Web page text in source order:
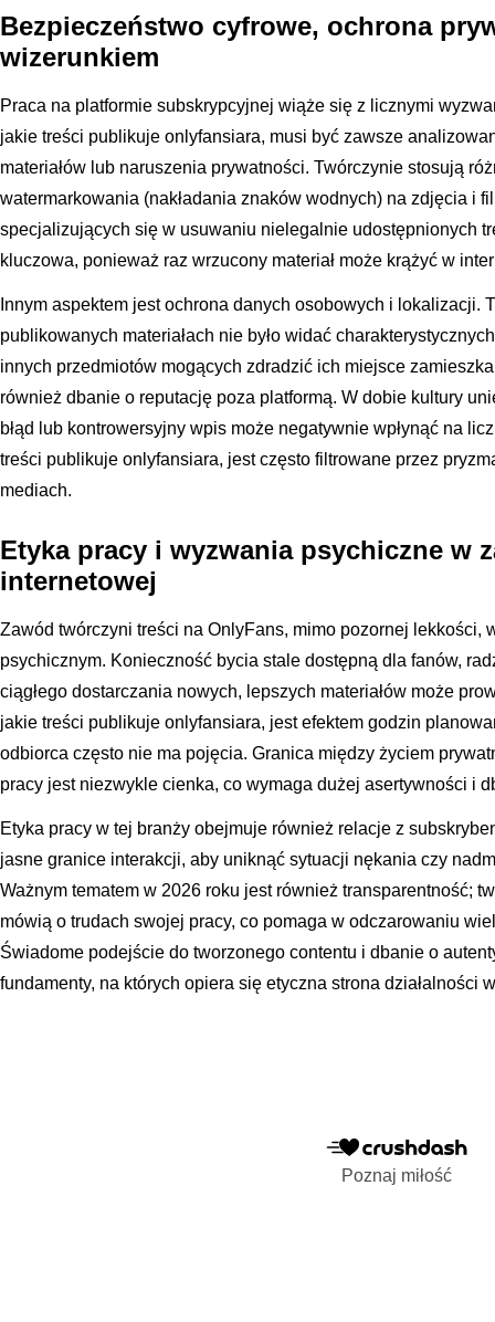
Bezpieczeństwo cyfrowe, ochrona
wizerunkiem
Praca na platformie subskrypcyjnej wiąże się z licznymi
jakie treści publikuje onlyfansiara, musi być zawsze
materiałów lub naruszenia prywatności. Twórczynie stosują
watermarkowania (nakładania znaków wodnych) na zdjęcia i
specjalizujących się w usuwaniu nielegalnie udostępnionych
kluczowa, ponieważ raz wrzucony materiał może krążyć w
Innym aspektem jest ochrona danych osobowych i lokalizacji.
publikowanych materiałach nie było widać
innych przedmiotów mogących zdradzić ich miejsce
również dbanie o reputację poza platformą. W dobie kultury
błąd lub kontrowersyjny wpis może negatywnie wpłynąć na
treści publikuje onlyfansiara, jest często filtrowane przez
mediach.
Etyka pracy i wyzwania psychiczne w
internetowej
Zawód twórczyni treści na OnlyFans, mimo pozornej lekkości,
psychicznym. Konieczność bycia stale dostępną dla fanów,
ciągłego dostarczania nowych, lepszych materiałów może
jakie treści publikuje onlyfansiara, jest efektem godzin
odbiorca często nie ma pojęcia. Granica między życiem
pracy jest niezwykle cienka, co wymaga dużej asertywności i
Etyka pracy w tej branży obejmuje również relacje z
jasne granice interakcji, aby uniknąć sytuacji nękania czy
Ważnym tematem w 2026 roku jest również transparentność;
mówią o trudach swojej pracy, co pomaga w odczarowaniu
Świadome podejście do tworzonego contentu i dbanie o
fundamenty, na których opiera się etyczna strona działalności
Poznaj miłość